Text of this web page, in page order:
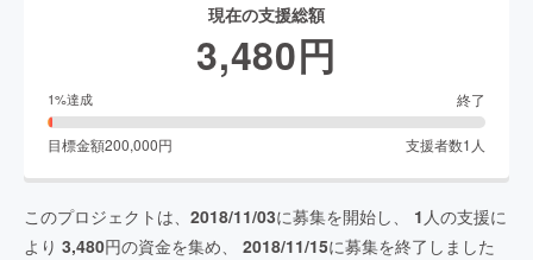
現在の支援総額
3,480円
1%達成 終了
目標金額200,000円 支援者数1 人
このプロジェクトは、 2018/11/03に募集を開始し、 1 人の支援に
より 3,480円の資金を集め、 2018/11/15に募集を終了しました